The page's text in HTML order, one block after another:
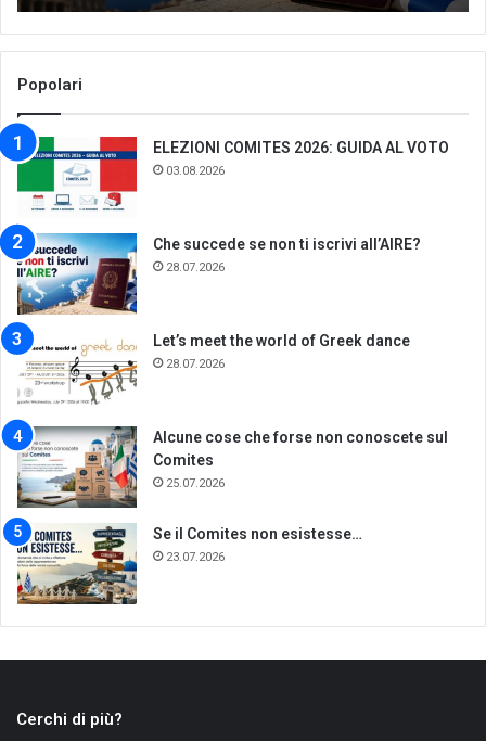
Popolari
ELEZIONI COMITES 2026: GUIDA AL VOTO
03.08.2026
Che succede se non ti iscrivi all’AIRE?
28.07.2026
Let’s meet the world of Greek dance
28.07.2026
Alcune cose che forse non conoscete sul
Comites
25.07.2026
Se il Comites non esistesse…
23.07.2026
Cerchi di più?